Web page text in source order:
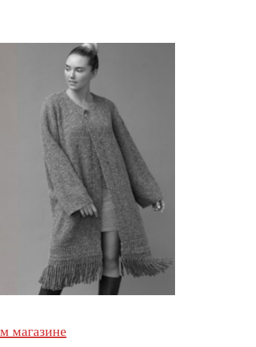
магазине